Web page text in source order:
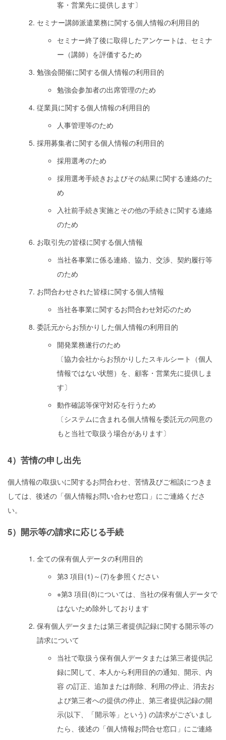
客・営業先に提供します〕
セミナー講師派遣業務に関する個人情報の利用目的
セミナー終了後に取得したアンケートは、セミナ
ー（講師）を評価するため
勉強会開催に関する個人情報の利用目的
勉強会参加者の出席管理のため
従業員に関する個人情報の利用目的
人事管理等のため
採用募集者に関する個人情報の利用目的
採用選考のため
採用選考手続きおよびその結果に関する連絡のた
め
入社前手続き実施とその他の手続きに関する連絡
のため
お取引先の皆様に関する個人情報
当社各事業に係る連絡、協力、交渉、契約履行等
のため
お問合わせされた皆様に関する個人情報
当社各事業に関するお問合わせ対応のため
委託元からお預かりした個人情報の利用目的
開発業務遂行のため
〔協力会社からお預かりしたスキルシート（個人
情報ではない状態）を、顧客・営業先に提供しま
す〕
動作確認等保守対応を行うため
〔システムに含まれる個人情報を委託元の同意の
もと当社で取扱う場合があります〕
4）苦情の申し出先
個人情報の取扱いに関するお問合わせ、苦情及びご相談につきま
しては、後述の「個人情報お問い合わせ窓口」にご連絡くださ
い。
5）開示等の請求に応じる手続
全ての保有個人データの利用目的
第3 項目(1)～(7)を参照ください
※第3 項目(8)については、当社の保有個人データで
はないため除外しております
保有個人データまたは第三者提供記録に関する開示等の
請求について
当社で取扱う保有個人データまたは第三者提供記
録に関して、本人から利用目的の通知、開示、内
容 の訂正、追加または削除、利用の停止、消去お
よび第三者への提供の停止、第三者提供記録の開
示(以下、「開示等」という) の請求がございまし
たら、後述の「個人情報お問合せ窓口」にご連絡